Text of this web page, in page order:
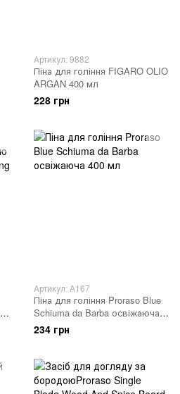
Артикул: 9882
Піна для гоління FIGARO OLIO
ARGAN 400 мл
228 грн
Артикул: A167
Піна для гоління Proraso Blue
Schiuma da Barba освіжаюча
400 мл
234 грн